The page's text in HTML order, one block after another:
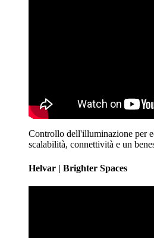
Controllo dell'illuminazione per
scalabilità, connettività e un
Helvar | Brighter Spaces